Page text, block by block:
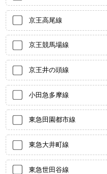
京王高尾線
京王競馬場線
京王井の頭線
小田急多摩線
東急田園都市線
東急大井町線
東急世田谷線